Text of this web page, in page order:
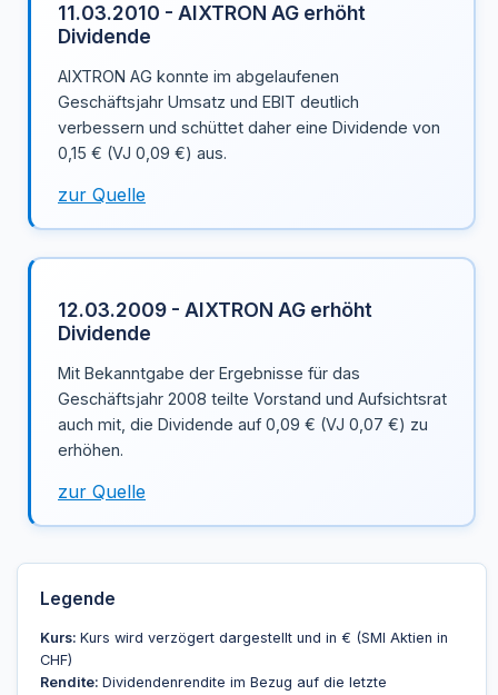
11.03.2010 - AIXTRON AG erhöht
Dividende
AIXTRON AG konnte im abgelaufenen
Geschäftsjahr Umsatz und EBIT deutlich
verbessern und schüttet daher eine Dividende von
0,15 € (VJ 0,09 €) aus.
zur Quelle
12.03.2009 - AIXTRON AG erhöht
Dividende
Mit Bekanntgabe der Ergebnisse für das
Geschäftsjahr 2008 teilte Vorstand und Aufsichtsrat
auch mit, die Dividende auf 0,09 € (VJ 0,07 €) zu
erhöhen.
zur Quelle
Legende
Kurs: Kurs wird verzögert dargestellt und in € (SMI Aktien in
CHF)
Rendite: Dividendenrendite im Bezug auf die letzte